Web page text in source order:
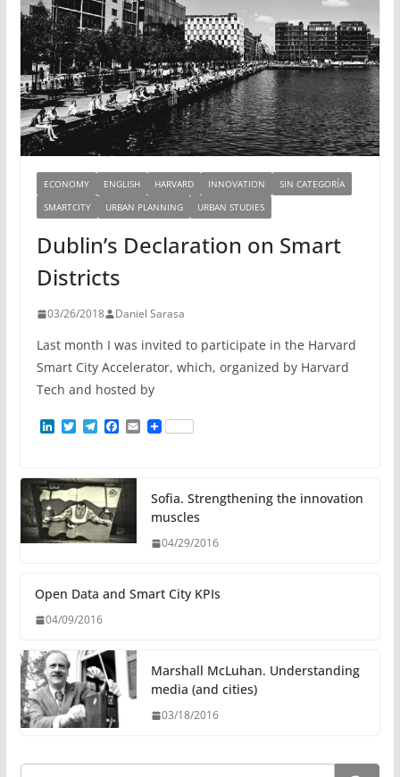
ECONOMY ENGLISH HARVARD INNOVATION
SIN CATEGORÍA
SMARTCITY
URBAN PLANNING URBAN STUDIES
Dublin’s Declaration on Smart
Districts
03/26/2018 Daniel Sarasa
Last month I was invited to participate in the Harvard
Smart City Accelerator, which, organized by Harvard
Tech and hosted by
L
e
d
I
n
T
t
e
r
T
g
r
a
m
F
b
o
o
k
E
Sofia. Strengthening the innovation
muscles
04/29/2016
Open Data and Smart City KPIs
04/09/2016
Marshall McLuhan. Understanding
media (and cities)
03/18/2016